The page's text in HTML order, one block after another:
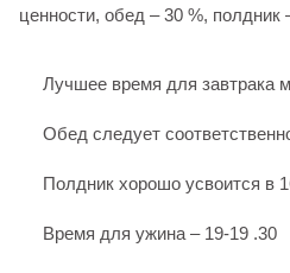
ценности, обед – 30 %, полдник
Лучшее время для завтрака
Обед следует
Полдник хорошо усвоится в
Время для ужина – 19-19 .30